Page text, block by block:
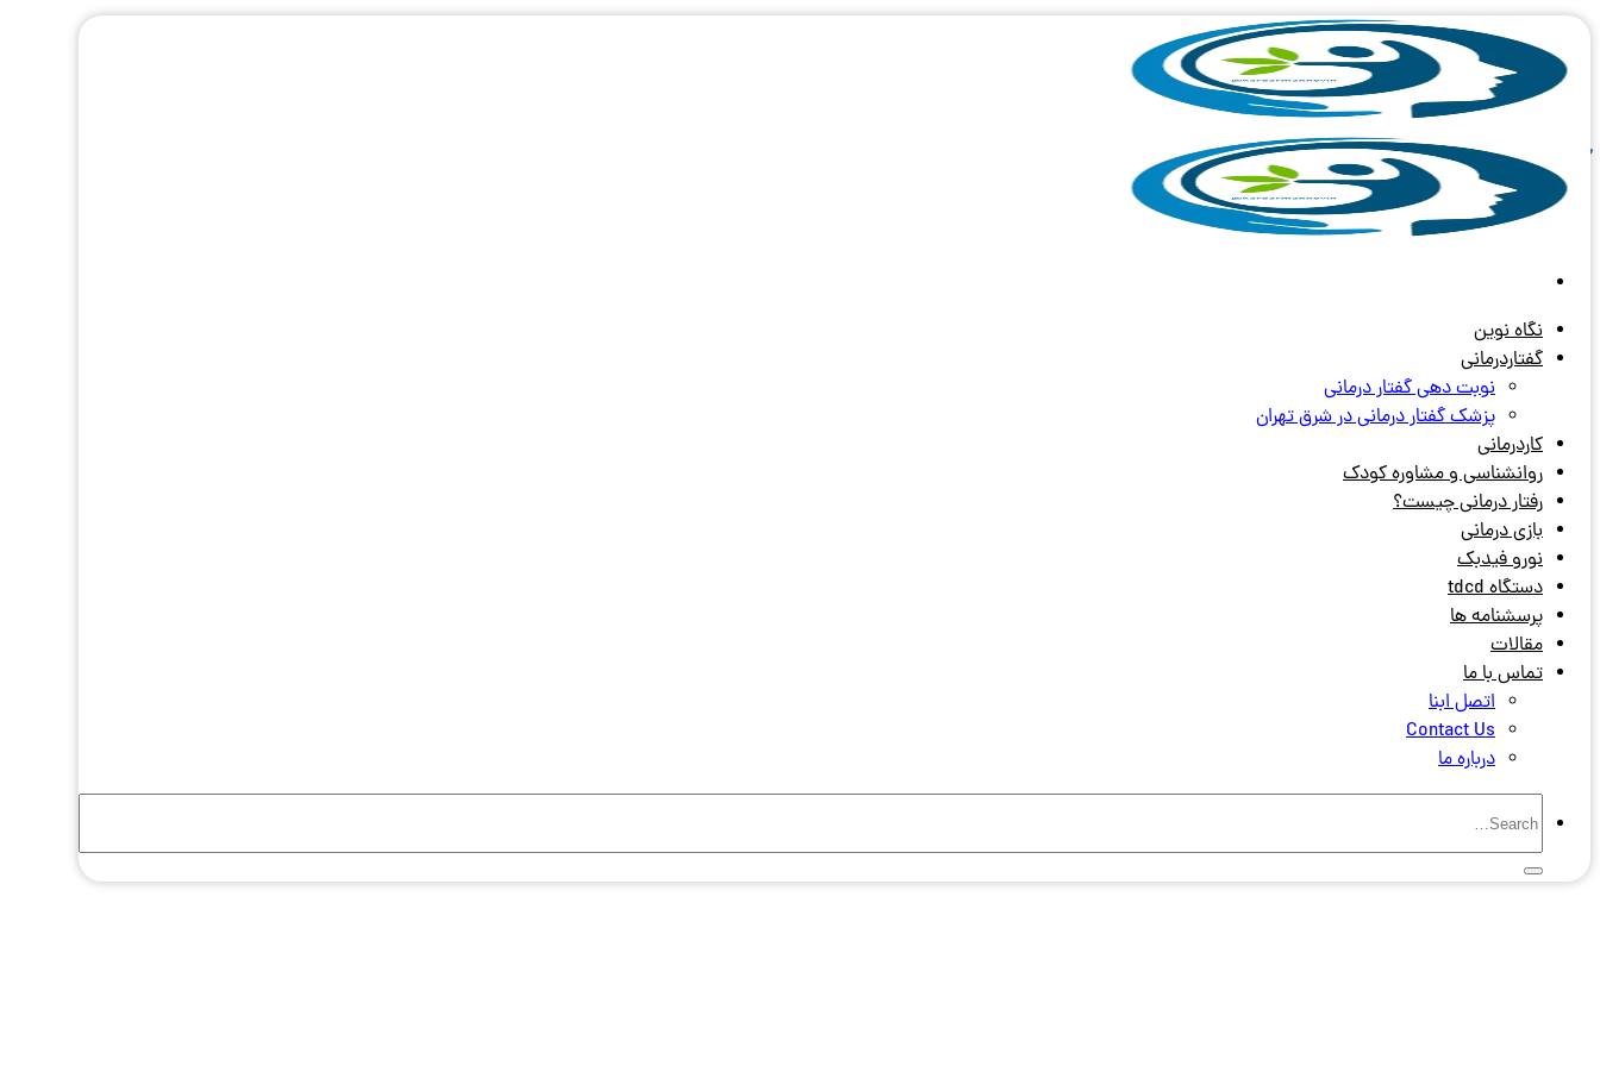
Skip
content
نگاه نوین
گفتاردرمانی
نوبت دهی گفتار درمانی
پزشک گفتار درمانی در شرق تهران
کاردرمانی
روانشناسی و مشاوره کودک
رفتار درمانی چیست؟
بازی درمانی
نورو فیدبک
دستگاه tdcd
پرسشنامه ها
مقالات
تماس با ما
اتصل ابنا
Contact Us
درباره ما
آرشیو برچسب های:رشد حرکتی دهان